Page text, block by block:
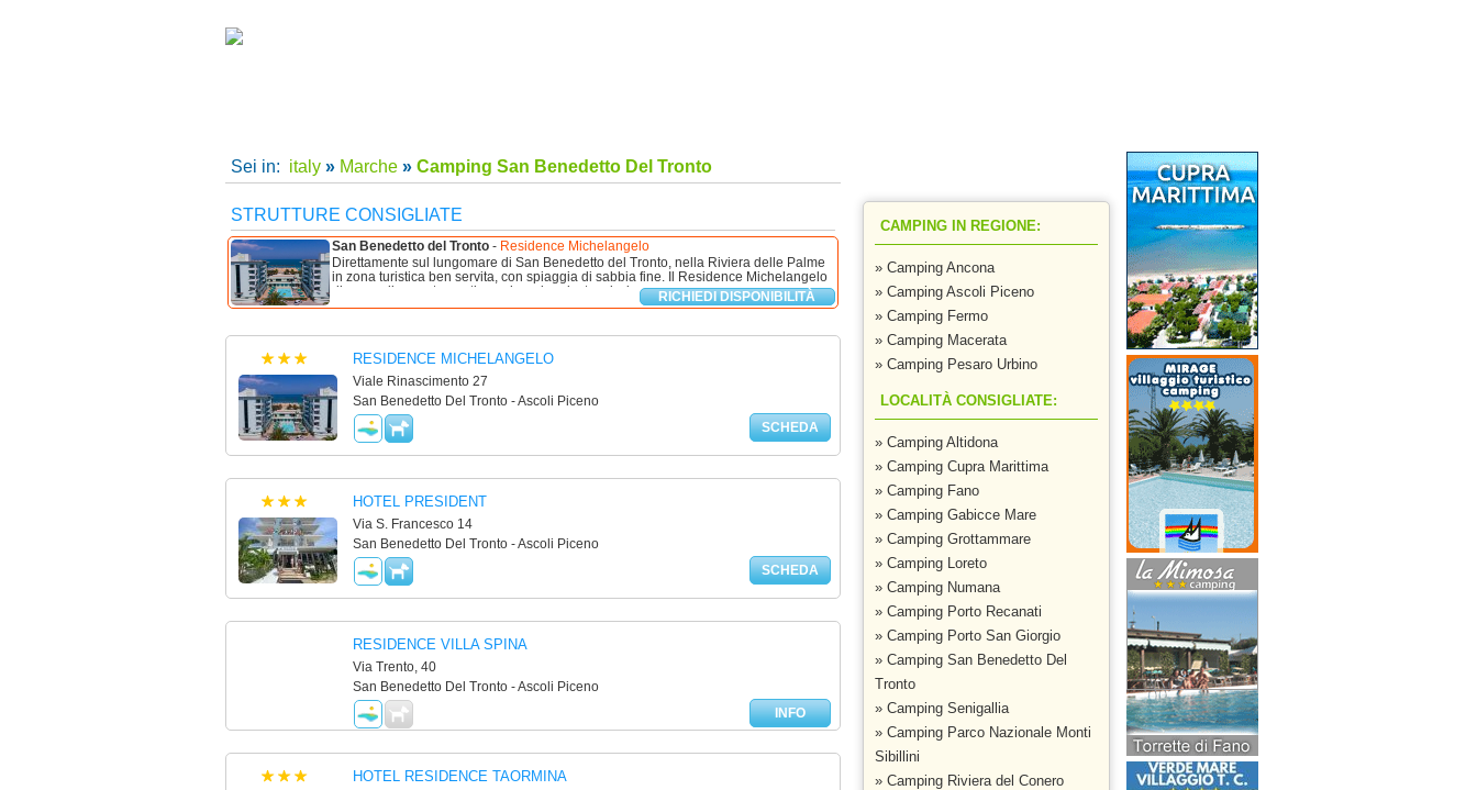
Sei in: italy» Marche» Camping San Benedetto Del Tronto
STRUTTURE CONSIGLIATE
San Benedetto del Tronto- Residence Michelangelo
Direttamente sul lungomare di San Benedetto del Tronto, nella Riviera delle Palme
in zona turistica ben servita, con spiaggia di sabbia fine. Il Residence Michelangelo
dispone di appartementi, parcheggio privato, piscina con area ...RICHIEDI DISPONIBILITÀ
RESIDENCE MICHELANGELO
Viale Rinascimento 27
San Benedetto Del Tronto - Ascoli Piceno
SCHEDA
HOTEL PRESIDENT
Via S. Francesco 14
San Benedetto Del Tronto - Ascoli Piceno
SCHEDA
RESIDENCE VILLA SPINA
Via Trento, 40
San Benedetto Del Tronto - Ascoli Piceno
INFO
HOTEL RESIDENCE TAORMINA
CAMPING IN REGIONE:
» Camping Ancona
» Camping Ascoli Piceno
» Camping Fermo
» Camping Macerata
» Camping Pesaro Urbino
LOCALITÀ CONSIGLIATE:
» Camping Altidona
» Camping Cupra Marittima
» Camping Fano
» Camping Gabicce Mare
» Camping Grottammare
» Camping Loreto
» Camping Numana
» Camping Porto Recanati
» Camping Porto San Giorgio
» Camping San Benedetto Del
Tronto
» Camping Senigallia
» Camping Parco Nazionale Monti
Sibillini
» Camping Riviera del Conero